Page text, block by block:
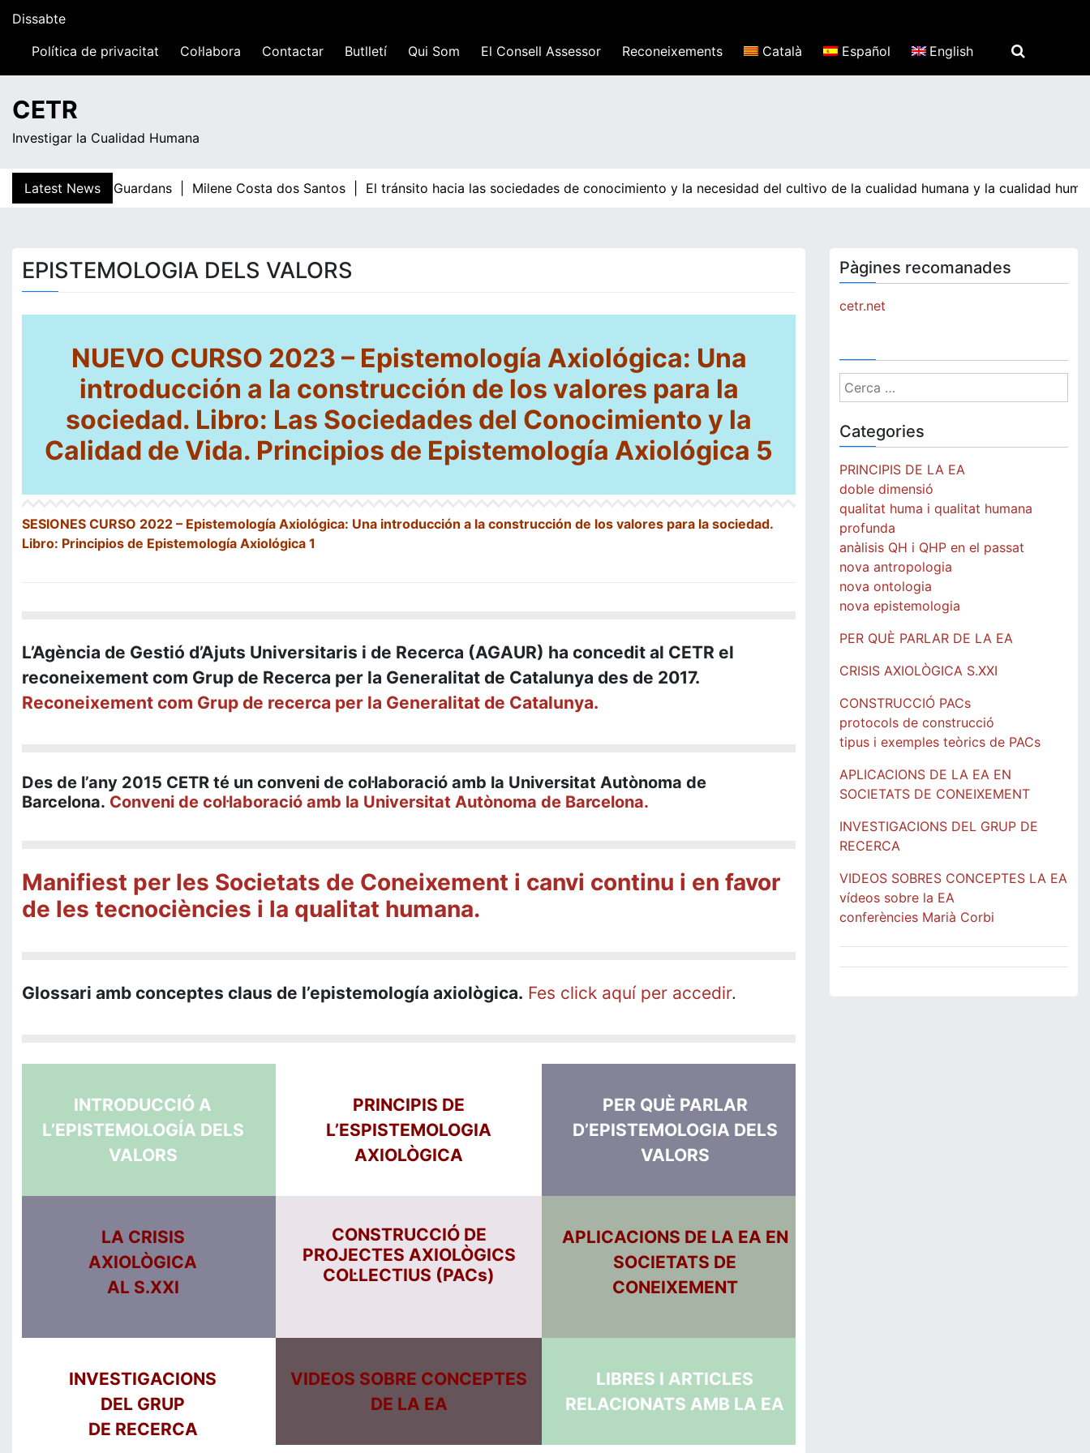
content
Dissabte
06:02Política de privacitat Col·labora Contactar Butlletí Qui Som El Consell Assessor Reconeixements Català Español English
CETR
Investigar la Cualidad Humana
Latest News
Teresa Guardans | Milene Costa dos Santos | El tránsito hacia las sociedades de conocimiento y la necesidad del cultivo de la cualidad humana y la cualidad
EPISTEMOLOGIA DELS VALORS
NUEVO CURSO 2023 – Epistemología Axiológica: Una
introducción a la construcción de los valores para la
sociedad. Libro: Las Sociedades del Conocimiento y la
Calidad de Vida. Principios de Epistemología Axiológica 5
SESIONES CURSO 2022 – Epistemología Axiológica: Una introducción a la construcción de los valores para la sociedad.
Libro: Principios de Epistemología Axiológica 1
L’Agència de Gestió d’Ajuts Universitaris i de Recerca (AGAUR) ha concedit al CETR el
reconeixement com Grup de Recerca per la Generalitat de Catalunya des de 2017.
Reconeixement com Grup de recerca per la Generalitat de Catalunya.
Des de l’any 2015 CETR té un conveni de col·laboració amb la Universitat Autònoma de
Barcelona. Conveni de col·laboració amb la Universitat Autònoma de Barcelona.
Manifiest per les Societats de Coneixement i canvi continu i en favor
de les tecnociències i la qualitat humana.
Glossari amb conceptes claus de l’epistemología axiològica. Fes click aquí per accedir.
INTRODUCCIÓ A
L’EPISTEMOLOGÍA DELS
VALORS
PRINCIPIS DE
L’ESPISTEMOLOGIA
AXIOLÒGICA
PER QUÈ PARLAR
D’EPISTEMOLOGIA DELS
VALORS
LA CRISIS
AXIOLÒGICA
AL S.XXI
CONSTRUCCIÓ DE
PROJECTES AXIOLÒGICS
COL·LECTIUS (PACs)
APLICACIONS DE LA EA EN
SOCIETATS DE
CONEIXEMENT
INVESTIGACIONS
DEL GRUP
DE RECERCA
VIDEOS SOBRE CONCEPTES
DE LA EA
LIBRES I ARTICLES
RELACIONATS AMB LA EA
Pàgines recomanades
cetr.net
Cerca:
Categories
PRINCIPIS DE LA EA
doble dimensió
qualitat huma i qualitat humana
profunda
anàlisis QH i QHP en el passat
nova antropologia
nova ontologia
nova epistemologia
PER QUÈ PARLAR DE LA EA
CRISIS AXIOLÒGICA S.XXI
CONSTRUCCIÓ PACs
protocols de construcció
tipus i exemples teòrics de PACs
APLICACIONS DE LA EA EN
SOCIETATS DE CONEIXEMENT
INVESTIGACIONS DEL GRUP DE
RECERCA
VIDEOS SOBRES CONCEPTES LA EA
vídeos sobre la EA
conferències Marià Corbi